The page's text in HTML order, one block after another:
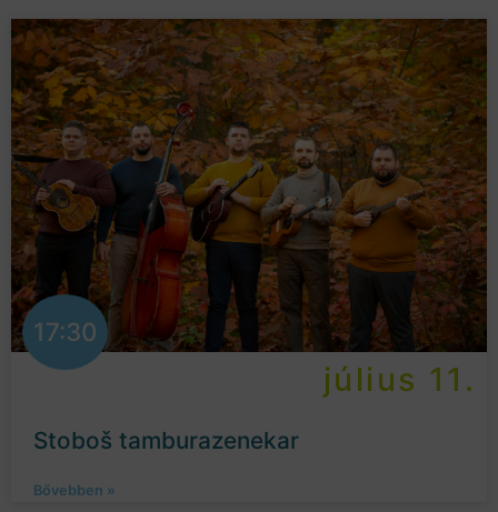
17:30
július 11.
Stoboš tamburazenekar
Bővebben »